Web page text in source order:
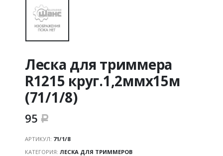
Леска для триммера
R1215 круг.1,2ммх15м
(71/1/8)
95 Р
АРТИКУЛ: 71/1/8
КАТЕГОРИЯ: ЛЕСКА ДЛЯ ТРИММЕРОВ